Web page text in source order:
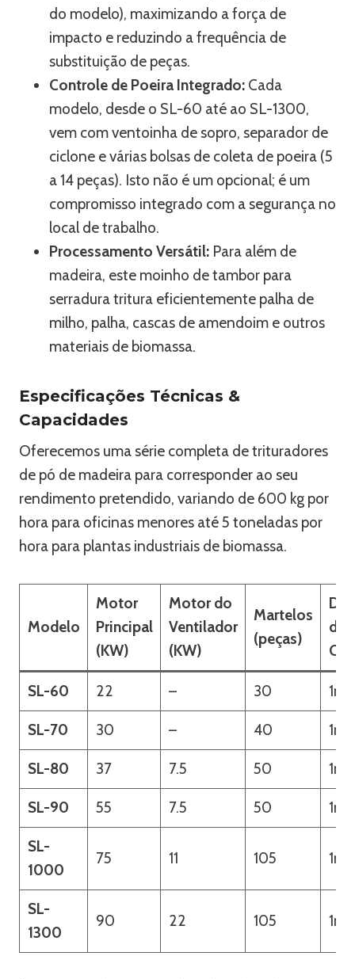
do modelo), maximizando a força de
impacto e reduzindo a frequência de
substituição de peças.
Controle de Poeira Integrado: Cada
modelo, desde o SL-60 até ao SL-1300,
vem com ventoinha de sopro, separador de
ciclone e várias bolsas de coleta de poeira (5
a 14 peças). Isto não é um opcional; é um
compromisso integrado com a segurança no
local de trabalho.
Processamento Versátil: Para além de
madeira, este moinho de tambor para
serradura tritura eficientemente palha de
milho, palha, cascas de amendoim e outros
materiais de biomassa.
Especificações Técnicas &
Capacidades
Oferecemos uma série completa de trituradores
de pó de madeira para corresponder ao seu
rendimento pretendido, variando de 600 kg por
hora para oficinas menores até 5 toneladas por
hora para plantas industriais de biomassa.
Modelo
Motor
Principal
(KW)
Motor do
Ventilador
(KW)
Martelos
(peças)
do
SL-60 22 – 30 1m
SL-70 30 – 40 1m
SL-80 37 7.5 50 1m
SL-90 55 7.5 50 1m
SL-
1000
75 11 105 1m
SL-
1300
90 22 105 1m